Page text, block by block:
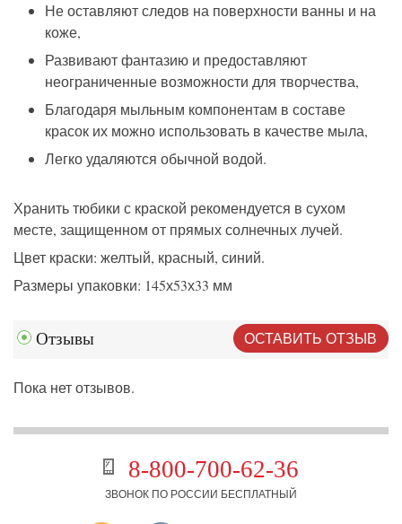
Не оставляют следов на поверхности ванны и на
коже,
Развивают фантазию и предоставляют
неограниченные возможности для творчества,
Благодаря мыльным компонентам в составе
красок их можно использовать в качестве мыла,
Легкоудаляются обычной водой.
Хранить тюбики с краской рекомендуется в сухом
месте, защищенном от прямых солнечных лучей.
Цвет краски: желтый, красный, синий.
Размеры упаковки: 145х53х33 мм
Отзывы ОСТАВИТЬ ОТЗЫВ
Пока нет отзывов.
8-800-700-62-36
ЗВОНОК ПО РОССИИ БЕСПЛАТНЫЙ